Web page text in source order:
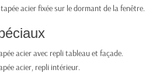
tapée acier fixée sur le dormant de la fenêtre.
acier avec repli tableau et façade.
acier, repli intérieur.